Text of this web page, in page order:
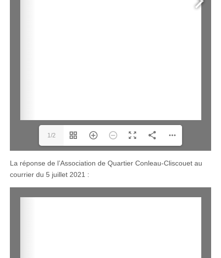
1/2
La réponse de l’Association de Quartier Conleau-Cliscouet au
courrier du 5 juillet 2021 :